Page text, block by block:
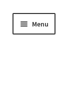
Menu